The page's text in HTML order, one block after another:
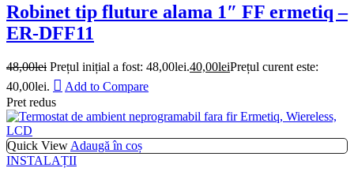
Robinet tip fluture alama 1″ FF ermetiq –
ER-DFF11
48,00lei Prețul inițial a fost: 48,00lei.40,00leiPrețul curent este:
40,00lei.
Add to Compare
Pret redus
Quick View Adaugă în coș
INSTALAȚII